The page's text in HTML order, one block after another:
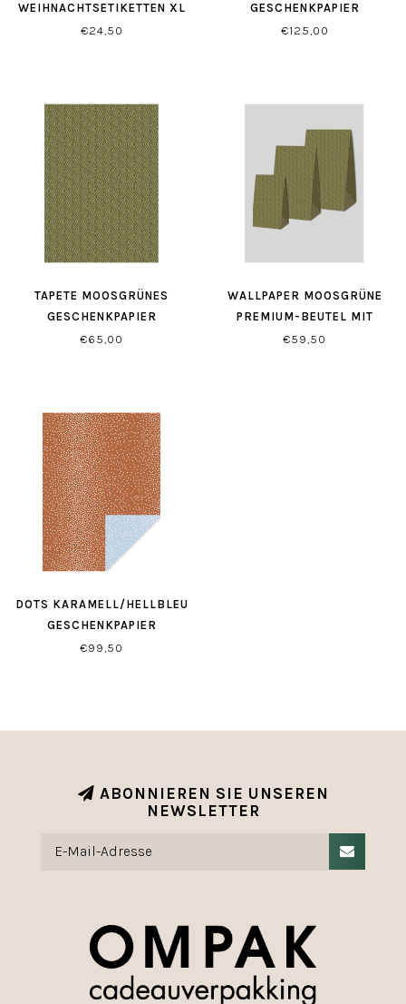
EIHNACHTSETIKETTEN XL (
500 STÜCK)
€24,50
GESCHENKPAPIER
€125,00
TAPETE MOOSGRÜNES
GESCHENKPAPIER
€65,00
WALLPAPER MOOSGRÜNE
PREMIUM-BEUTEL MIT
BLOCKBODEN
€59,50
DOTS KARAMELL/HELLBLEU
GESCHENKPAPIER
€99,50
ABONNIEREN SIE UNSEREN
NEWSLETTER